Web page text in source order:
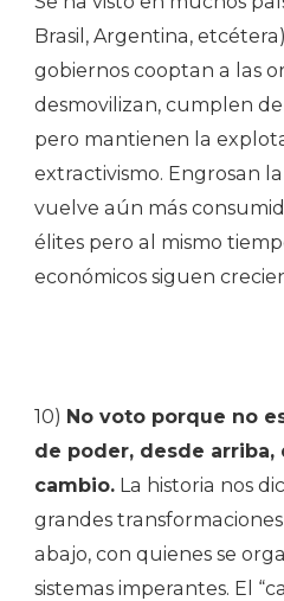
Brasil, Argentina,
gobiernos cooptan a las
desmovilizan, cumplen
pero mantienen la
extractivismo. Engrosan
vuelve aún más
élites pero al mismo
económicos siguen
10) No voto porque no
de poder, desde
cambio. La historia nos
grandes
abajo, con quienes se
sistemas imperantes. El